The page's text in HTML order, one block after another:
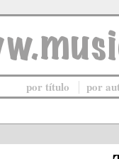
por título por